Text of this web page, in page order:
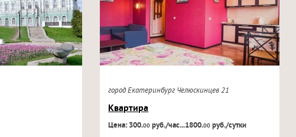
город Екатеринбург Челюскинцев 21
Квартира
Цена: 300.00 руб./час...1800.00 руб./сутки